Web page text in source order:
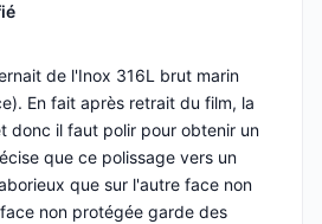
de l'Inox 316L brut marin
En fait après retrait du film, la
donc il faut polir pour obtenir un
que ce polissage vers un
que sur l'autre face non
non protégée garde des